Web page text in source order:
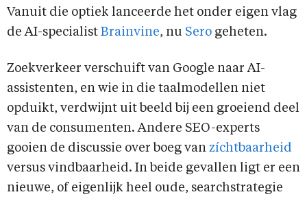
Vanuit die optiek lanceerde het onder eigen vlag
de AI-specialist Brainvine, nu Sero geheten.
Zoekverkeer verschuift van Google naar AI-
assistenten, en wie in die taalmodellen niet
opduikt, verdwijnt uit beeld bij een groeiend deel
van de consumenten. Andere SEO-experts
gooien de discussie over boeg van zíchtbaarheid
versus vindbaarheid. In beide gevallen ligt er een
nieuwe, of eigenlijk heel oude, searchstrategie